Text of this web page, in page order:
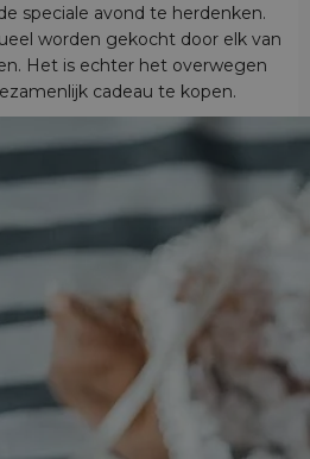
speciale avond te herdenken.
worden gekocht door elk van
Het is echter het overwegen
cadeau te kopen.